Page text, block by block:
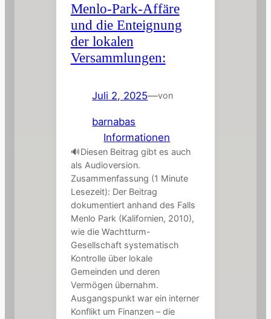
Menlo-Park-Affäre
und die Enteignung
der lokalen
Versammlungen:
Juli 2, 2025—von
barnabas
Informationen
🔊Diesen Beitrag gibt es auch
als Audioversion.
Zusammenfassung (1 Minute
Lesezeit): Der Beitrag
dokumentiert anhand des Falls
Menlo Park (Kalifornien, 2010),
wie die Wachtturm-
Gesellschaft systematisch
Kontrolle über lokale
Gemeinden und deren
Vermögen übernahm.
Ausgangspunkt war ein interner
Konflikt um Finanzen – die